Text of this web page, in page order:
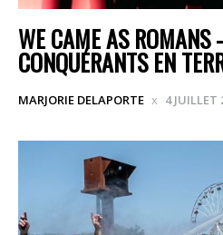
WE CAME AS ROMANS
CONQUÉRANTS EN
MARJORIE DELAPORTE 4 JUILLET